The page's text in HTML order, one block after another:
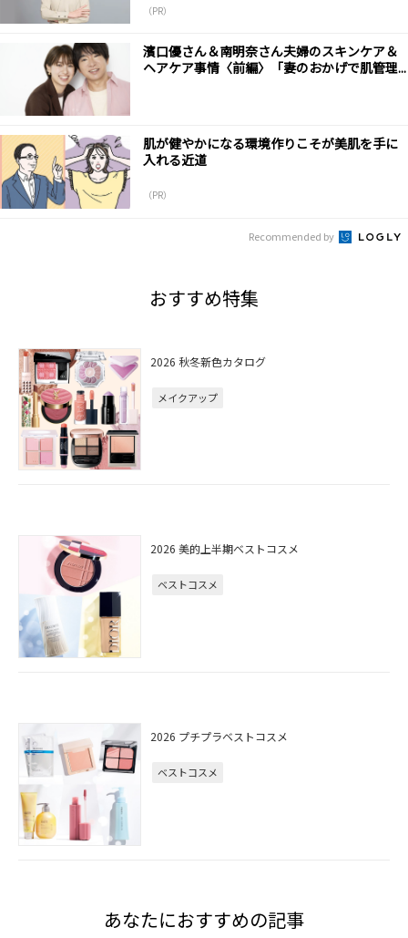
（PR）
濱口優さん＆南明奈さん夫婦のスキンケア＆
ヘアケア事情〈前編〉「妻のおかげで肌管理...
肌が健やかになる環境作りこそが美肌を手に
入れる近道
（PR）
Recommended by
おすすめ特集
2026 秋冬新色カタログ
メイクアップ
2026 美的上半期ベストコスメ
ベストコスメ
2026 プチプラベストコスメ
ベストコスメ
あなたにおすすめの記事